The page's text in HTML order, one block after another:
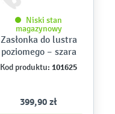
Niski stan
magazynowy
Zasłonka do lustra
poziomego – szara
Kod produktu: 101625
399,90 zł